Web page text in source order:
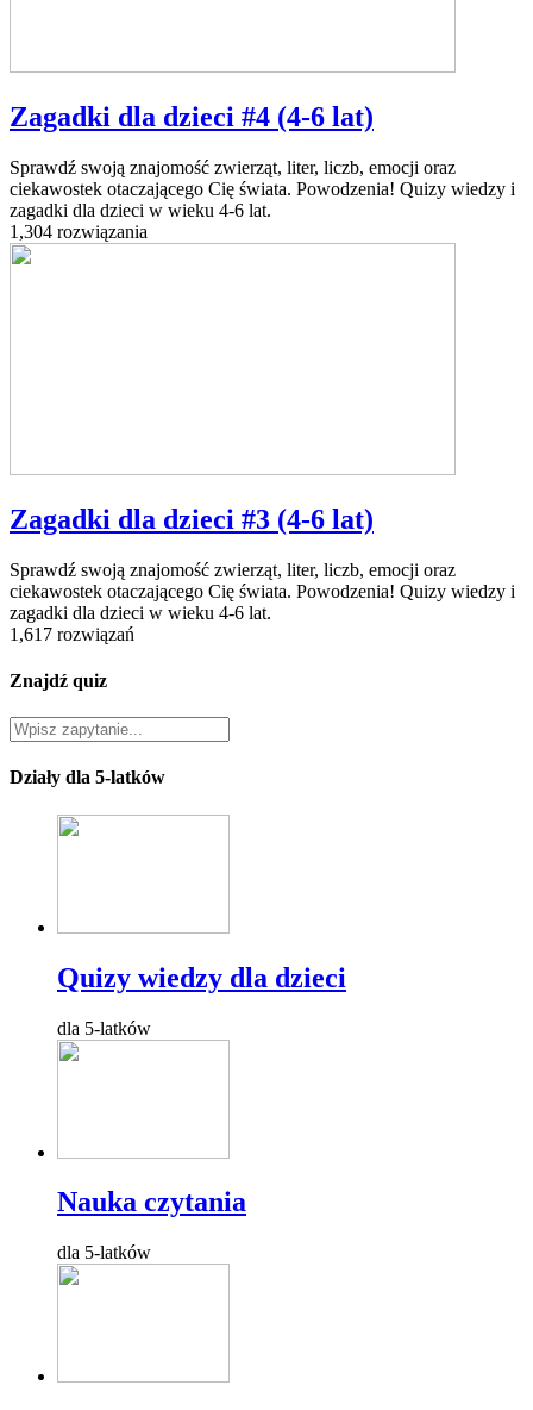
Zagadki dla dzieci #4 (4-6 lat)
Sprawdź swoją znajomość zwierząt, liter, liczb, emocji oraz
ciekawostek otaczającego Cię świata. Powodzenia! Quizy wiedzy i
zagadki dla dzieci w wieku 4-6 lat.
1,304 rozwiązania
Zagadki dla dzieci #3 (4-6 lat)
Sprawdź swoją znajomość zwierząt, liter, liczb, emocji oraz
ciekawostek otaczającego Cię świata. Powodzenia! Quizy wiedzy i
zagadki dla dzieci w wieku 4-6 lat.
1,617 rozwiązań
Znajdź quiz
Działy dla 5-latków
Quizy wiedzy dla dzieci
dla 5-latków
Nauka czytania
dla 5-latków